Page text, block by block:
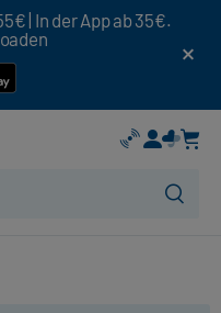
| In der App ab 35€.